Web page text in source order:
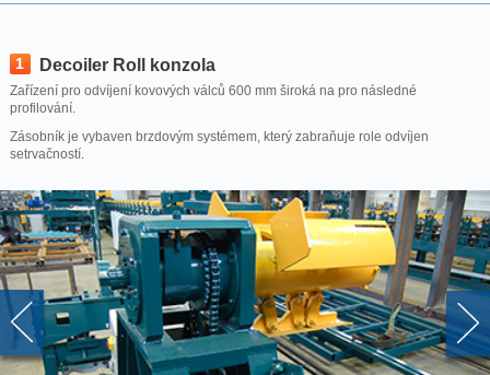
1 Decoiler Roll konzola
Zařízení pro odvíjení kovových válců 600 mm široká na pro následné
profilování.
Zásobník je vybaven brzdovým systémem, který zabraňuje role odvíjen
setrvačností.